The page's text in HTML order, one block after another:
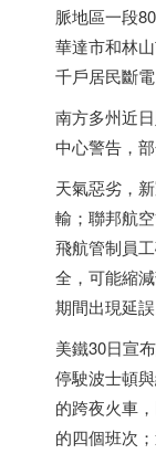
脈地區一段
華達市和林
千戶居民斷電
南方多州近
中心警告，
天氣惡劣，
輸；聯邦航
飛航管制員
全，可能縮
期間出現延誤
美鐵30日宣
停駛波士頓
的跨夜火車
的四個班次